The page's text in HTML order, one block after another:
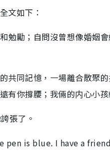
文如下：
勉勵；自問沒曾想像婚姻
共同記憶，一場離合散聚
有你撐腰；我倆的内心小孩
張了。
pen is blue. I have a